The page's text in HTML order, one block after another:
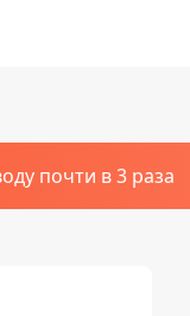
почти в 3 раза